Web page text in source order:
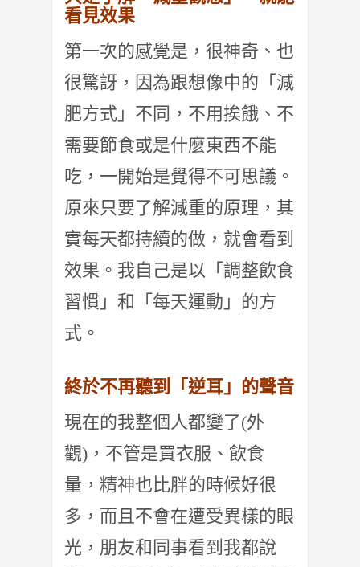
看見效果
第一次的感覺是，很神奇、也
很驚訝，因為跟想像中的「減
肥方式」不同，不用挨餓、不
需要節食或是什麼東西不能
吃，一開始是覺得不可思議。
原來只要了解減重的原理，其
實每天都持續的做，就會看到
效果。我自己是以「調整飲食
習慣」和「每天運動」的方
式。
終於不再聽到「逆耳」的聲音
現在的我整個人都變了(外
觀)，不管是買衣服、飲食
量，精神也比胖的時候好很
多，而且不會在遭受異樣的眼
光，朋友和同事看到我都說